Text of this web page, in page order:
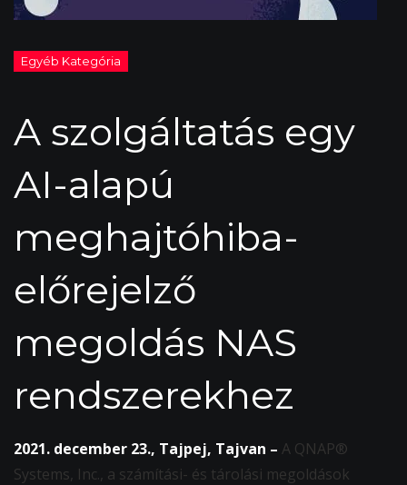
A szolgáltatás egy
AI-alapú
meghajtóhiba-
előrejelző
megoldás NAS
rendszerekhez
2021. december 23., Tajpej, Tajvan – A QNAP®
Systems, Inc., a számítási- és tárolási megoldások